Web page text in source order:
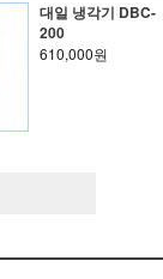
대일 냉각기 DBC-
200
610,000원